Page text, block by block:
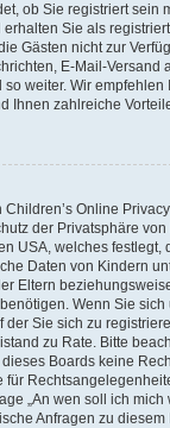
ob Sie registriert sein
Sie als
Gästen nicht zur
E-Mail-Versand
weiter. Wir
Ihnen zahlreiche
Online
der Privatsphäre
USA, welches festlegt,
Daten von Kindern
Eltern
Wenn Sie
der Sie sich zu
zu Rate. Bitte
Boards keine
für
„An wen soll ich mich
Anfragen zu diesem